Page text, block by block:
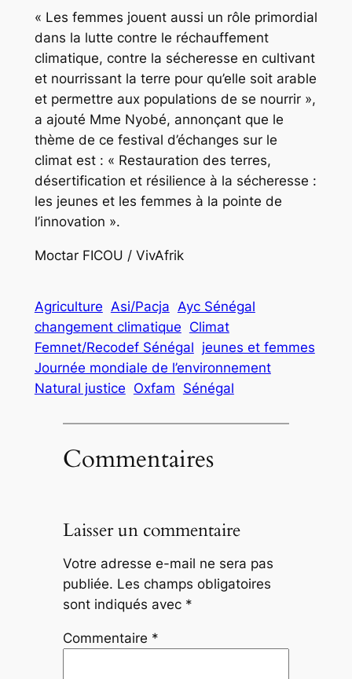
« Les femmes jouent aussi un rôle primordial
dans la lutte contre le réchauffement
climatique, contre la sécheresse en cultivant
et nourrissant la terre pour qu’elle soit arable
et permettre aux populations de se nourrir »,
a ajouté Mme Nyobé, annonçant que le
thème de ce festival d’échanges sur le
climat est : « Restauration des terres,
désertification et résilience à la sécheresse :
les jeunes et les femmes à la pointe de
l’innovation ».
Moctar FICOU / VivAfrik
Agriculture Asi/Pacja Ayc Sénégal
changement climatique Climat
Femnet/Recodef Sénégal jeunes et femmes
Journée mondiale de l’environnement
Natural justice Oxfam Sénégal
Commentaires
Laisser un commentaire
Votre adresse e-mail ne sera pas
publiée. Les champs obligatoires
sont indiqués avec *
Commentaire *